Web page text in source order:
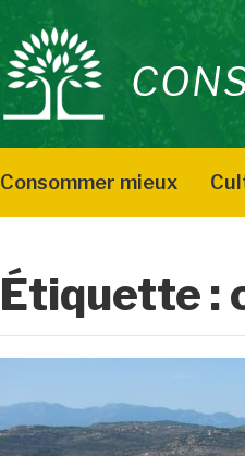
Consommer mieux
Étiquette :